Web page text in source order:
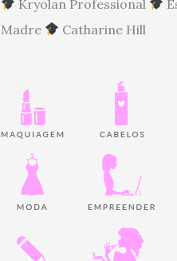
Kryolan Professional
Madre
Catharine Hill